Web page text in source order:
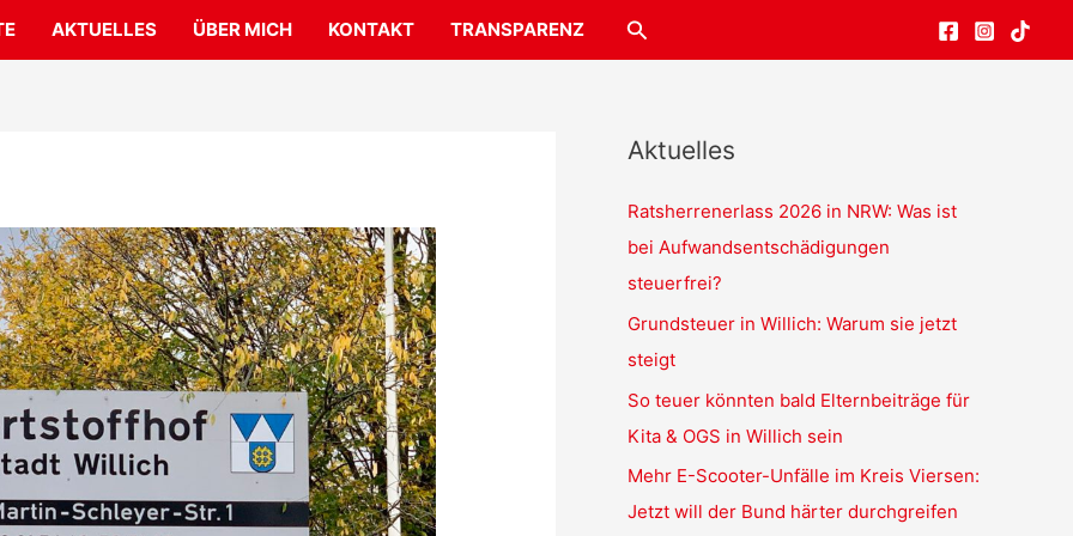
AKTUELLES ÜBER MICH KONTAKT TRANSPARENZ Suchen
Aktuelles
Ratsherrenerlass 2026 in NRW: Was ist
bei Aufwandsentschädigungen
steuerfrei?
Grundsteuer in Willich: Warum sie jetzt
steigt
So teuer könnten bald Elternbeiträge für
Kita & OGS in Willich sein
Mehr E-Scooter-Unfälle im Kreis Viersen:
Jetzt will der Bund härter durchgreifen